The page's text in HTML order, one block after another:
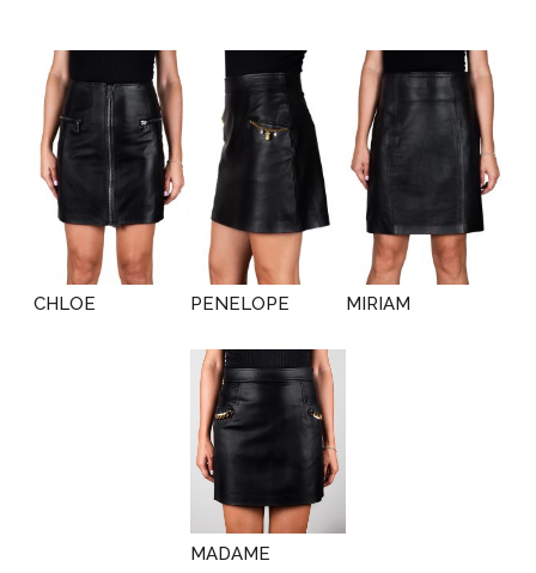
CHLOE PENELOPE MIRIAM
MADAME